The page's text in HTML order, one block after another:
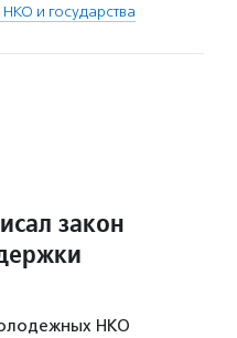
и государства
закон
НКО